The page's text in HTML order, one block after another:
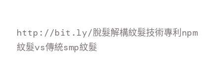
http://bit.ly/脫髮解構紋髮技術專利npm
紋髮vs傳統smp紋髮